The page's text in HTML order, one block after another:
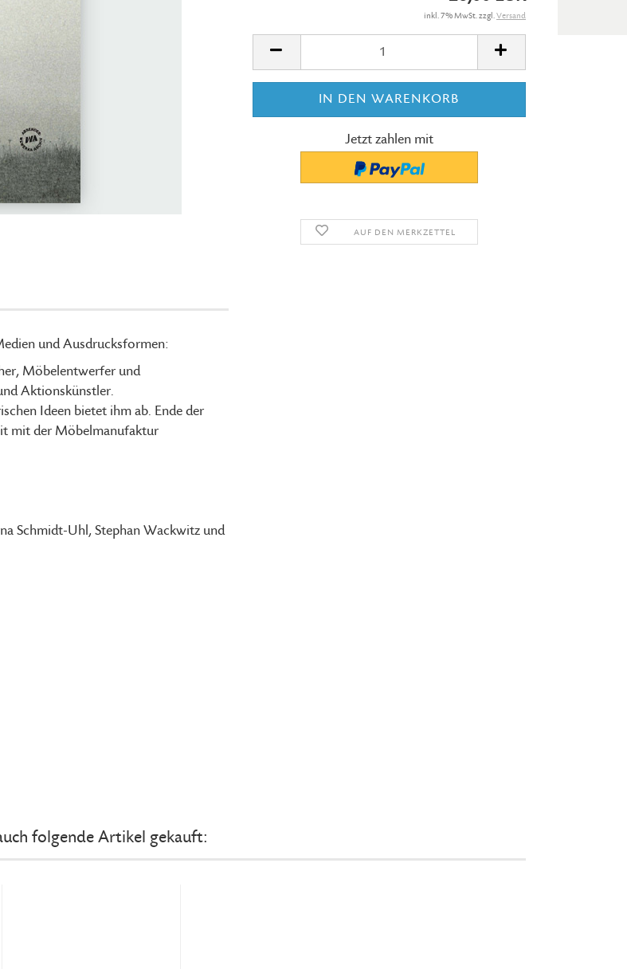
inkl. 7% MwSt. zzgl.Versand
Jetzt zahlen mit
AUF DEN MERKZETTEL
und Ausdrucksformen:
Möbelentwerfer und
Aktionskünstler.
Ideen bietet ihm ab. Ende der
mit der Möbelmanufaktur
Schmidt-Uhl, Stephan Wackwitz und
folgende Artikel gekauft: